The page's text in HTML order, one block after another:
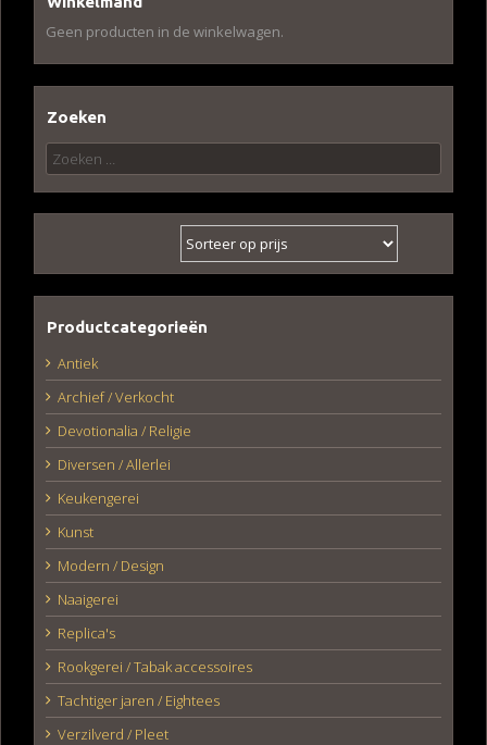
Geen producten in de winkelwagen.
Zoeken
Zoeken
naar:
Productcategorieën
Antiek
Archief / Verkocht
Devotionalia / Religie
Diversen / Allerlei
Keukengerei
Kunst
Modern / Design
Naaigerei
Replica's
Rookgerei / Tabak accessoires
Tachtiger jaren / Eightees
Verzilverd / Pleet